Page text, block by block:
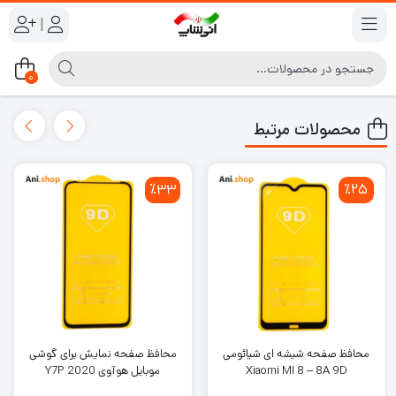
|
0
محصولات مرتبط
٪25
محافظ صفحه شیشه ای شیائومی
Xiaomi MI 8 – 8A 9D
٪33
محافظ صفحه نمایش برای گوشی
موبایل هوآوی Y7P 2020